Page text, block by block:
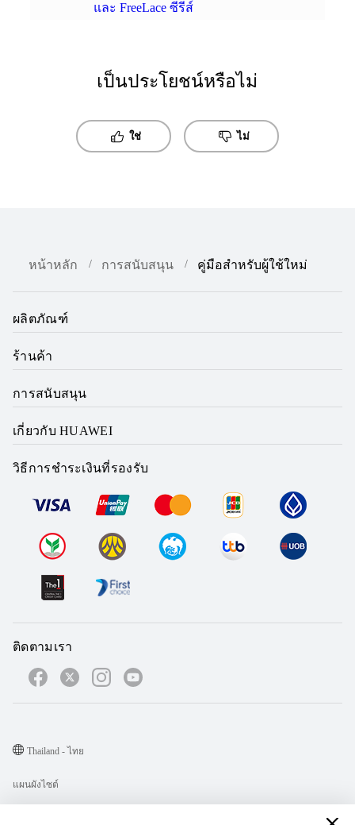
และ FreeLace ซีรีส์
เป็นประโยชน์หรือไม่
ใช่ ไม่
หน้าหลัก การสนับสนุน คู่มือสำหรับผู้ใช้ใหม่
ผลิตภัณฑ์
ร้านค้า
การสนับสนุน
เกี่ยวกับ HUAWEI
วิธีการชำระเงินที่รองรับ
ติดตามเรา
แผนผังไซต์
Thailand - ไทย